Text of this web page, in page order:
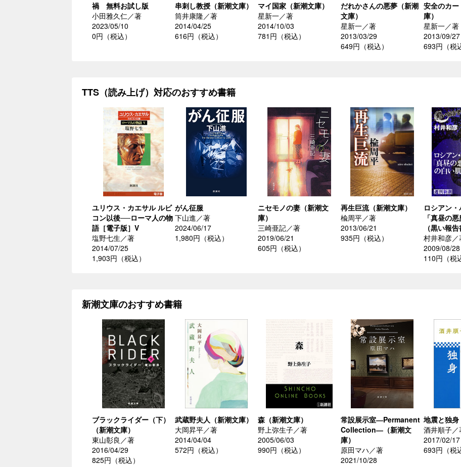
禍 無料お試し版
小田雅久仁／著
2023/05/10
0円（税込）
串刺し教授（新潮文庫）
筒井康隆／著
2014/04/25
616円（税込）
マイ国家（新潮文庫）
星新一／著
2014/10/03
781円（税込）
だれかさんの悪夢（新潮
文庫）
星新一／著
2013/03/29
649円（税込）
安全のカ
庫）
星新一／著
2013/09/27
693円（税
TTS（読み上げ）対応のおすすめ書籍
ユリウス・カエサル ルビ
コン以後──ローマ人の物
語［電子版］V
塩野七生／著
2014/07/25
1,903円（税込）
がん征服
下山進／著
2024/06/17
1,980円（税込）
ニセモノの妻（新潮文
庫）
三崎亜記／著
2019/06/21
605円（税込）
再生巨流（新潮文庫）
楡周平／著
2013/06/21
935円（税込）
ロシアン
「真昼の
（黒い報告
村井和彦／
2009/08/28
110円（税
新潮文庫のおすすめ書籍
ブラックライダー（下）
（新潮文庫）
東山彰良／著
2016/04/29
825円（税込）
武蔵野夫人（新潮文庫）
大岡昇平／著
2014/04/04
572円（税込）
森（新潮文庫）
野上弥生子／著
2005/06/03
990円（税込）
常設展示室―Permanent
Collection―（新潮文
庫）
原田マハ／著
2021/10/28
地震と独身
酒井順子／
2017/02/17
693円（税